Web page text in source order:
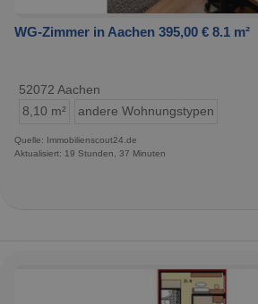
WG-Zimmer in Aachen 395,00 € 8.1 m²
52072 Aachen
8,10 m²
andere Wohnungstypen
Quelle: Immobilienscout24.de
Aktualisiert: 19 Stunden, 37 Minuten